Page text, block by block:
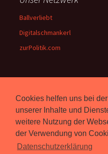
Cookies helfen uns bei
unserer Inhalte und
weitere Nutzung der
der Verwendung von
Datenschutzerklärung
Ballverliebt
Digitalschmankerl
zurPolitik.com
Über Uns
Rebell.atberichtet seit 2003
unabhängig über Computer-
und Videospiele. ( Impressum )